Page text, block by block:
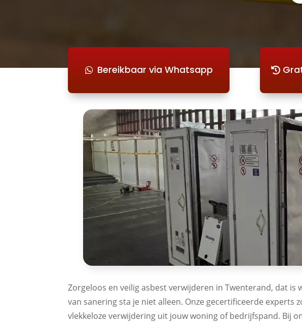
Bereikbaar via Whatsapp
Zorgeloos en veilig asbest verwijderen in Twenterand, dat is
van sanering sta je niet alleen. Onze gecertificeerde
vlekkeloze verwijdering uit jouw woning of bedrijfspand. Bij